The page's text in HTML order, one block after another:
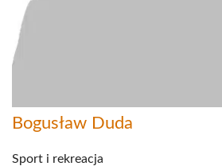
Bogusław Duda
Sport i rekreacja